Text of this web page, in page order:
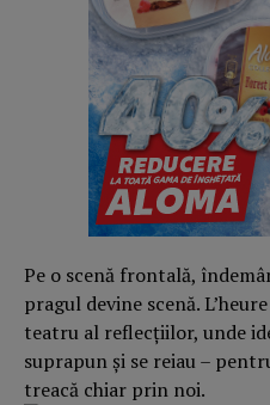
Pe o scenă frontală,
pragul devine scenă.
teatru al reflecțiilor, unde
suprapun și se reiau –
treacă chiar prin noi.